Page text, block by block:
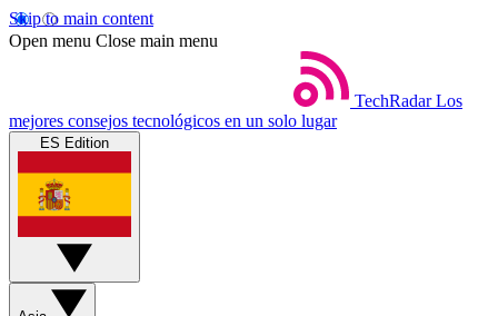
Skip to main content
Open menu Close main menu
TechRadar Los
mejores consejos tecnológicos en un solo lugar
ES Edition